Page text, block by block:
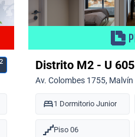
2 Distrito M2 - U 605
Av. Colombes 1755, Malvín
1 Dormitorio Junior
Piso 06